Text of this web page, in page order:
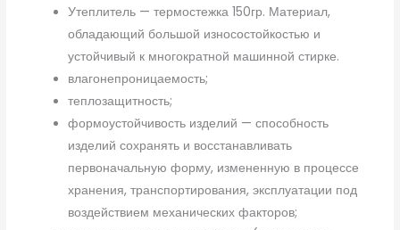
Утеплитель — термостежка 150гр. Материал,
обладающий большой износостойкостью и
устойчивый к многократной машинной стирке.
влагонепроницаемость;
теплозащитность;
формоустойчивость изделий — способность
изделий сохранять и восстанавливать
первоначальную форму, измененную в процессе
хранения, транспортирования, эксплуатации под
воздействием механических факторов;